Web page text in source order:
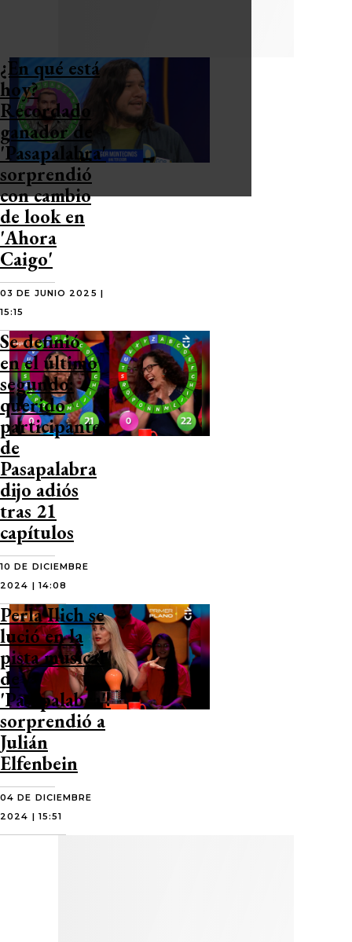
¿En qué está
hoy?
Recordado
ganador de
'Pasapalabra'
sorprendió
con cambio
de look en
'Ahora
Caigo'
03 DE JUNIO 2025 |
15:15
Se definió
en el último
segundo:
querido
participante
de
Pasapalabra
dijo adiós
tras 21
capítulos
10 DE DICIEMBRE
2024 | 14:08
Perla Ilich se
lució en la
pista musical
de
'Pasapalabra':
sorprendió a
Julián
Elfenbein
04 DE DICIEMBRE
2024 | 15:51